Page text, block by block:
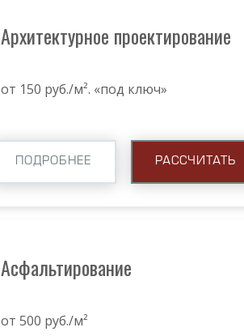
Архитектурное проектирование
от 150 руб./м². «под ключ»
ПОДРОБНЕЕ РАССЧИТАТЬ
Асфальтирование
от 500 руб./м²